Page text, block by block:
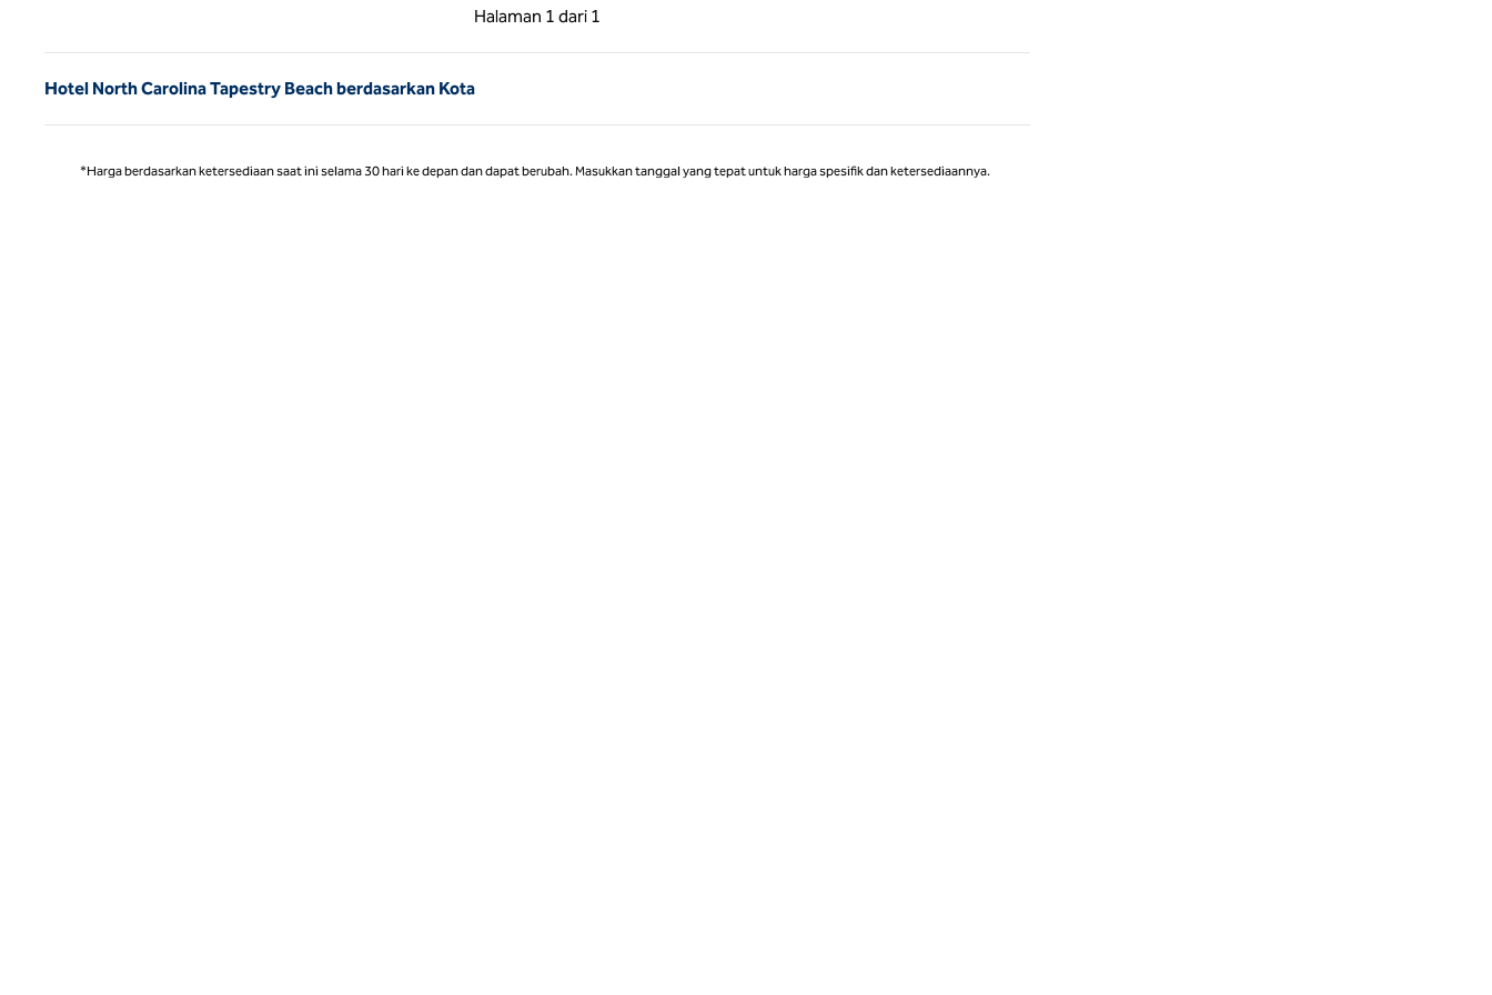
Halaman 1 dari 1
Halaman Sebelumnya, 1 dari 1
Halaman 1 dari 1
Hotel North Carolina Tapestry Beach berdasarkan Kota
*Harga berdasarkan ketersediaan saat ini selama 30 hari ke depan dan dapat berubah. Masukkan tanggal yang tepat untuk harga spesifik dan ketersediaannya.